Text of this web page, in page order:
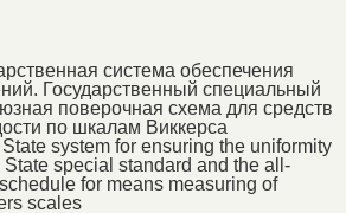
система обеспечения
Государственный специальный
поверочная схема для средств
по шкалам Виккерса
State system for ensuring the uniformity
special standard and the all-
for means measuring of
scales